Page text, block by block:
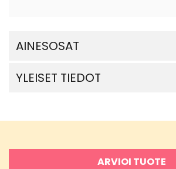
AINESOSAT
YLEISET TIEDOT
ARVIOI TUOTE